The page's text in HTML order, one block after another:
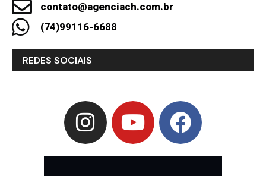
contato@agenciach.com.br
(74)99116-6688
REDES SOCIAIS